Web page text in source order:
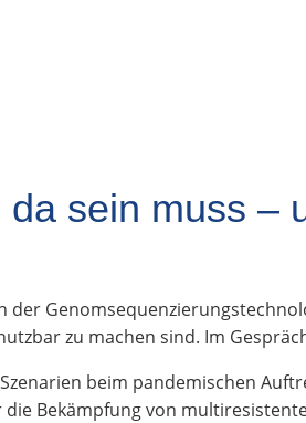
sein muss –
zu machen sind. Im
beim pandemischen
Bekämpfung von